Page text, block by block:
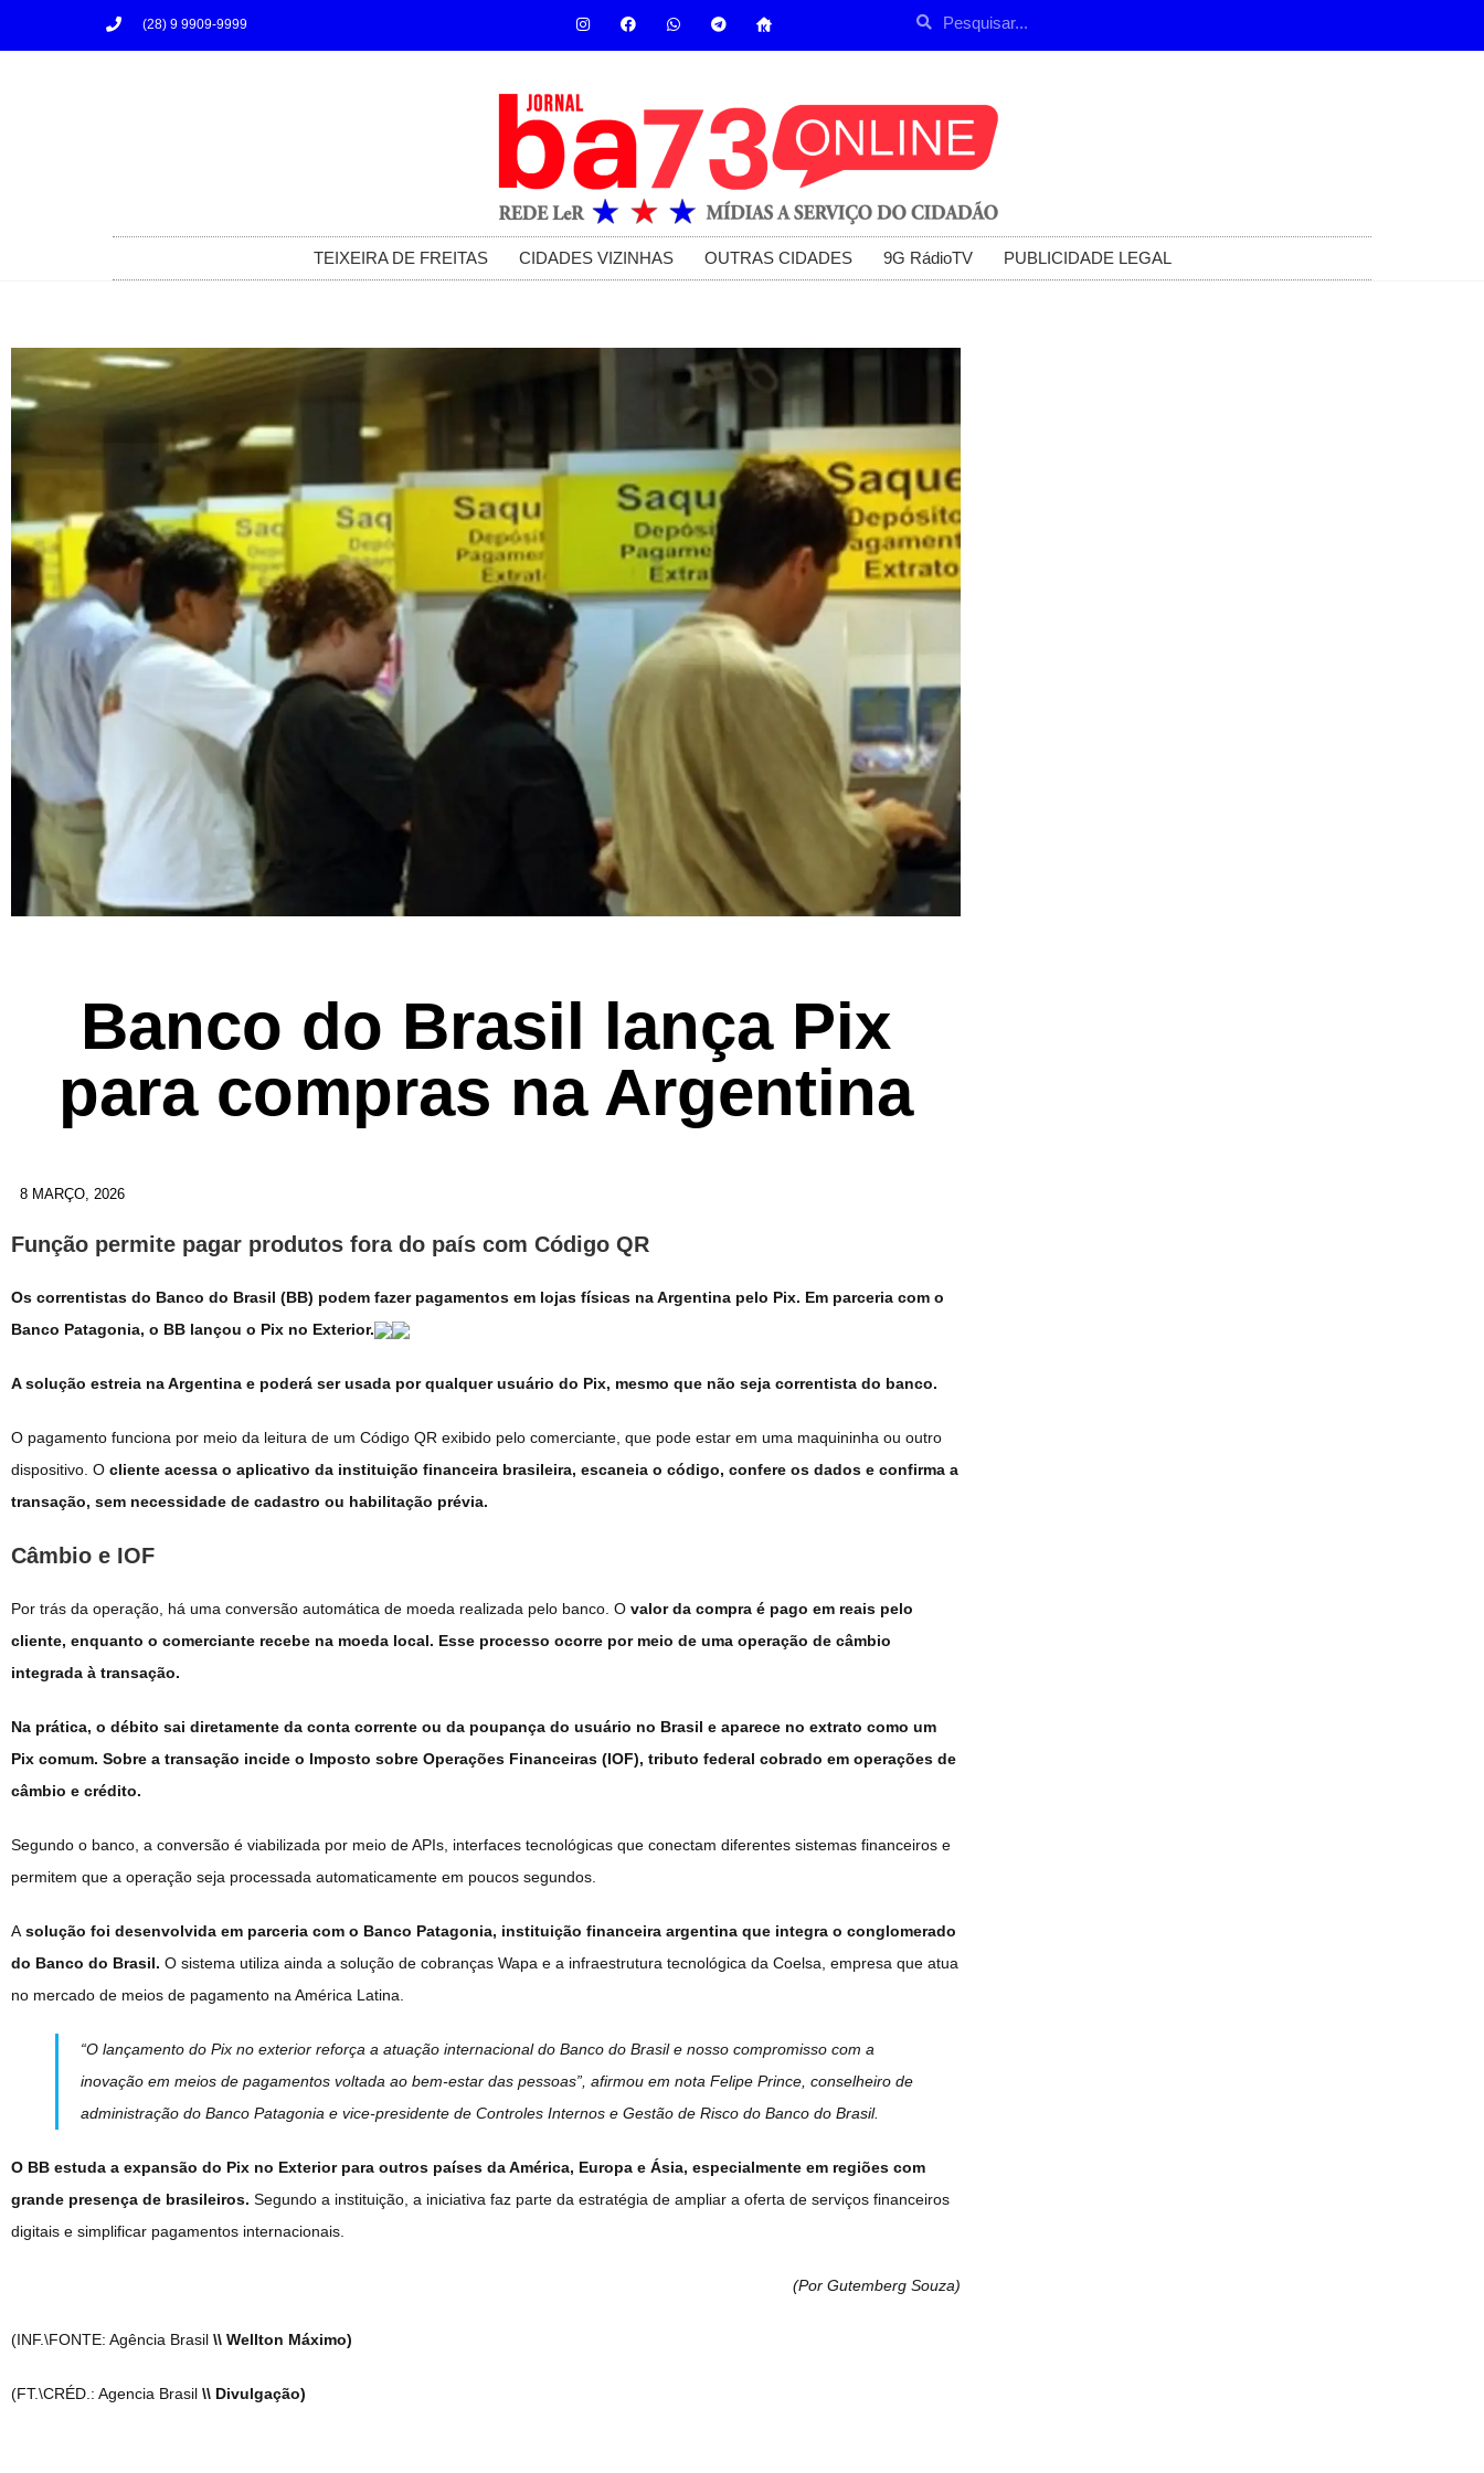
(28) 9 9909-9999
TEIXEIRA DE FREITAS CIDADES VIZINHAS OUTRAS CIDADES 9G RádioTV PUBLICIDADE LEGAL
Banco do Brasil lança Pix
para compras na Argentina
8 MARÇO, 2026
Função permite pagar produtos fora do país com Código QR
Os correntistas do Banco do Brasil (BB) podem fazer pagamentos em lojas físicas na Argentina pelo Pix. Em parceria com o
Banco Patagonia, o BB lançou o Pix no Exterior.
A solução estreia na Argentina e poderá ser usada por qualquer usuário do Pix, mesmo que não seja correntista do banco.
O pagamento funciona por meio da leitura de um Código QR exibido pelo comerciante, que pode estar em uma maquininha ou outro
dispositivo. O cliente acessa o aplicativo da instituição financeira brasileira, escaneia o código, confere os dados e confirma a
transação, sem necessidade de cadastro ou habilitação prévia.
Câmbio e IOF
Por trás da operação, há uma conversão automática de moeda realizada pelo banco. O valor da compra é pago em reais pelo
cliente, enquanto o comerciante recebe na moeda local. Esse processo ocorre por meio de uma operação de câmbio
integrada à transação.
Na prática, o débito sai diretamente da conta corrente ou da poupança do usuário no Brasil e aparece no extrato como um
Pix comum. Sobre a transação incide o Imposto sobre Operações Financeiras (IOF), tributo federal cobrado em operações de
câmbio e crédito.
Segundo o banco, a conversão é viabilizada por meio de APIs, interfaces tecnológicas que conectam diferentes sistemas financeiros e
permitem que a operação seja processada automaticamente em poucos segundos.
A solução foi desenvolvida em parceria com o Banco Patagonia, instituição financeira argentina que integra o conglomerado
do Banco do Brasil. O sistema utiliza ainda a solução de cobranças Wapa e a infraestrutura tecnológica da Coelsa, empresa que atua
no mercado de meios de pagamento na América Latina.
“O lançamento do Pix no exterior reforça a atuação internacional do Banco do Brasil e nosso compromisso com a
inovação em meios de pagamentos voltada ao bem-estar das pessoas”, afirmou em nota Felipe Prince, conselheiro de
administração do Banco Patagonia e vice-presidente de Controles Internos e Gestão de Risco do Banco do Brasil.
O BB estuda a expansão do Pix no Exterior para outros países da América, Europa e Ásia, especialmente em regiões com
grande presença de brasileiros. Segundo a instituição, a iniciativa faz parte da estratégia de ampliar a oferta de serviços financeiros
digitais e simplificar pagamentos internacionais.
(Por Gutemberg Souza)
(INF.\FONTE: Agência Brasil \\ Wellton Máximo)
(FT.\CRÉD.: Agencia Brasil \\ Divulgação)